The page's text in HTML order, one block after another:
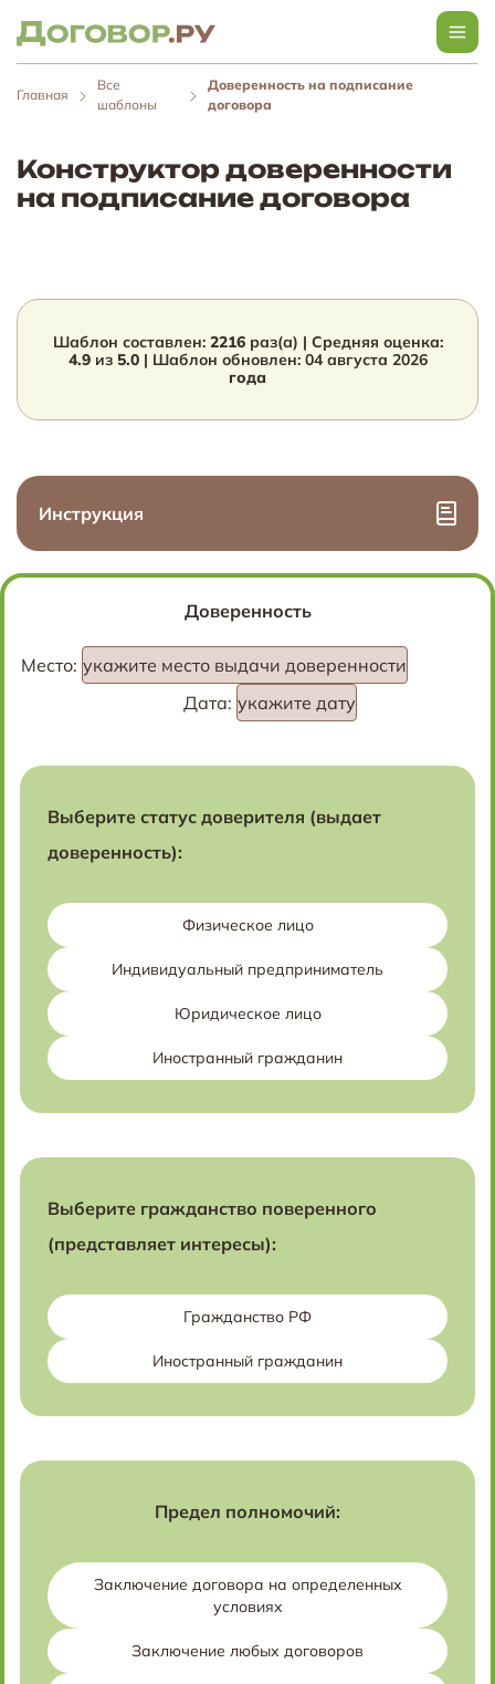
Главная
Все
шаблоны
Доверенность на подписание
договора
Конструктор доверенности
на подписание договора
Шаблон составлен: 2216раз(а) | Средняя оценка:
4.9из 5.0| Шаблон обновлен: 04 августа 2026
года
Инструкция
Доверенность
Место: укажите место выдачи доверенности
Дата: укажите дату
Выберите статус доверителя (выдает
доверенность):
Физическое лицо
Индивидуальный предприниматель
Юридическое лицо
Иностранный гражданин
Выберите гражданство поверенного
(представляет интересы):
Гражданство РФ
Иностранный гражданин
Предел полномочий:
Заключение договора на определенных
условиях
Заключение любых договоров